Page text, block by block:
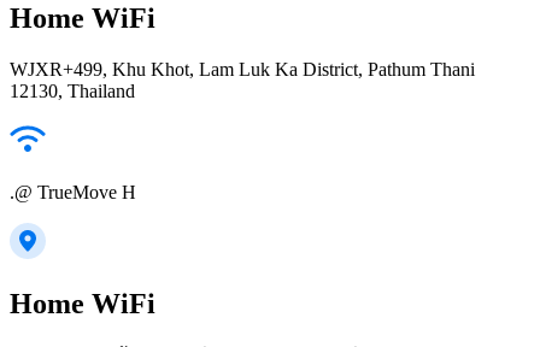
Home WiFi
WJXR+499, Khu Khot, Lam Luk Ka District, Pathum Thani
12130, Thailand
.@ TrueMove H
Home WiFi